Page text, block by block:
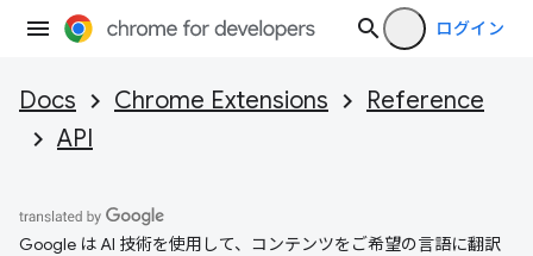
ログイン
Docs Chrome Extensions
Reference
API
Google は AI 技術を使用して、コンテンツをご希望の言語に翻訳